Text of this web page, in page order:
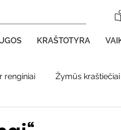
KRAŠTOTYRA
renginiai Žymūs kraštiečiai
Kilnojamos